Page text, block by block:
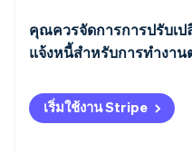
เมื่อเป็นไปตามเงื่อนไขกา
เมื่อเริ่มทำงานร่วมกัน
ระบุข้อกำหนดการชำระเ
การรูปแบบก็สำคัญ
คุณควรจัดการการปรับเ
แจ้งหนี้สำหรับการทำงา
เริ่มต้นด้วยใจที่เปิดกว้าง
สอบถามรายละเอียดอย่างจ
เริ่มใช้งาน Stripe